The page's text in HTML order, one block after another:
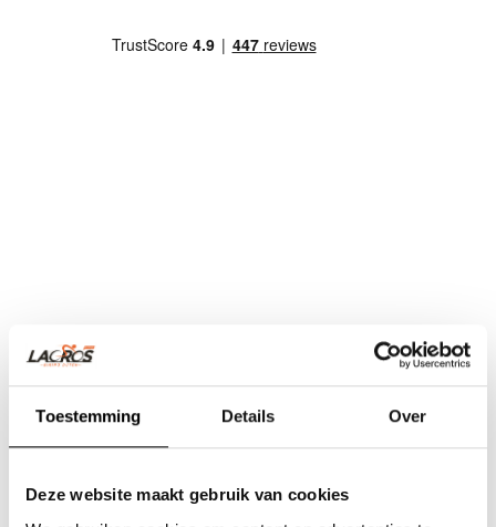
Toestemming Details Over
Deze website maakt gebruik van cookies
Team Lacros